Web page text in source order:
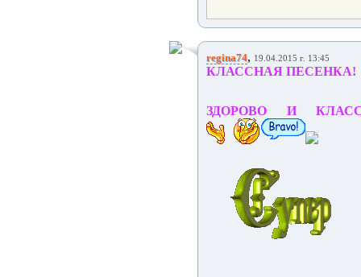
regina74, 19.04.2015 г. 13:45
КЛАССНАЯ ПЕСЕНКА!
ЗДОРОВО И